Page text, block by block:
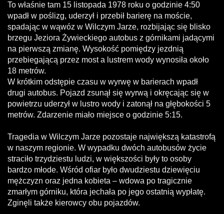
To właśnie tam 15 listopada 1978 roku o godzinie 4:50
wpadł w poślizg, uderzył i przebił barierę na moście,
spadając w wąwóz w Wilczym Jarze, rozbijając się blisko
brzegu Jeziora Żywieckiego autobus z górnikami jadącymi
na pierwszą zmianę. Wysokość pomiędzy jezdnią
przebiegającą przez most a lustrem wody wynosiła około
18 metrów.
W krótkim odstępie czasu w wyrwę w barierach wpadł
drugi autobus. Pojazd zsunął się wyrwą i okręcając się w
powietrzu uderzył w lustro wody i zatonął na głębokości 5
metrów. Zdarzenie miało miejsce o godzinie 5:15.
Tragedia w Wilczym Jarze pozostaje największą katastrofą
w naszym regionie. W wypadku dwóch autobusów życie
straciło trzydziestu ludzi, w większości były to osoby
bardzo młode. Wśród ofiar było dwudziestu dziewięciu
mężczyzn oraz jedna kobieta – wdowa po tragicznie
zmarłym górniku, która jechała po jego ostatnią wypłatę.
Zginęli także kierowcy obu pojazdów.